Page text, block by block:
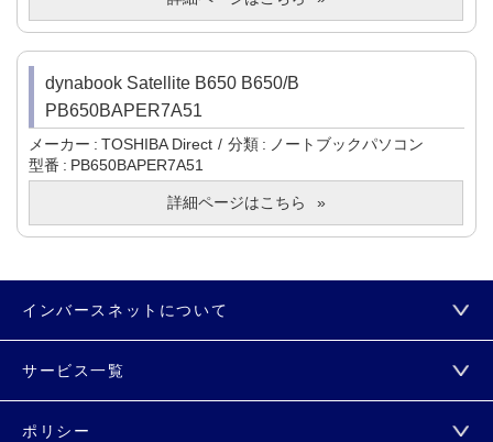
dynabook Satellite B650 B650/B
PB650BAPER7A51
メーカー TOSHIBA Direct 分類
ノートブックパソコン
型番
PB650BAPER7A51
詳細ページはこちら
インバースネットについて
サービス一覧
ポリシー